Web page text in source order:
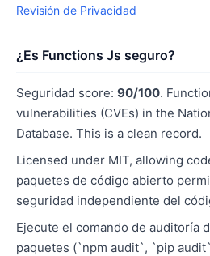
Revisión de Privacidad
¿Es Functions Js seguro?
Seguridad score: 90/100.
vulnerabilities (CVEs) in the
Database. This is a clean record.
Licensed under MIT, allowing
paquetes de código abierto
seguridad independiente del
Ejecute el comando de auditoría
paquetes (`npm audit`, `pip